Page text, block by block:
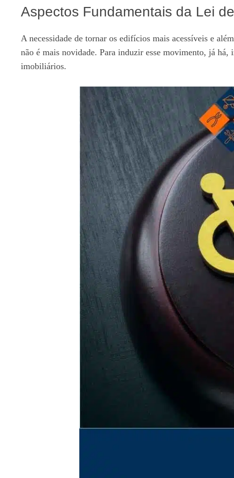
Aspectos Fundamentais da Lei
A necessidade de tornar os edifícios mais acessíveis e
não é mais novidade. Para induzir esse movimento, já
imobiliários.